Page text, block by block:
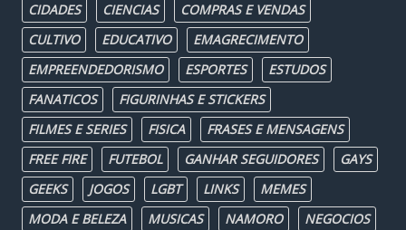
CIDADES
CIENCIAS
COMPRAS E VENDAS
CULTIVO
EDUCATIVO
EMAGRECIMENTO
EMPREENDEDORISMO
ESPORTES
ESTUDOS
FANATICOS
FIGURINHAS E STICKERS
FILMES E SERIES
FISICA
FRASES E MENSAGENS
FREE FIRE
FUTEBOL GANHAR SEGUIDORES
GAYS
GEEKS
JOGOS LGBT LINKS
MEMES
MODA E BELEZA
MUSICAS NAMORO
NEGOCIOS